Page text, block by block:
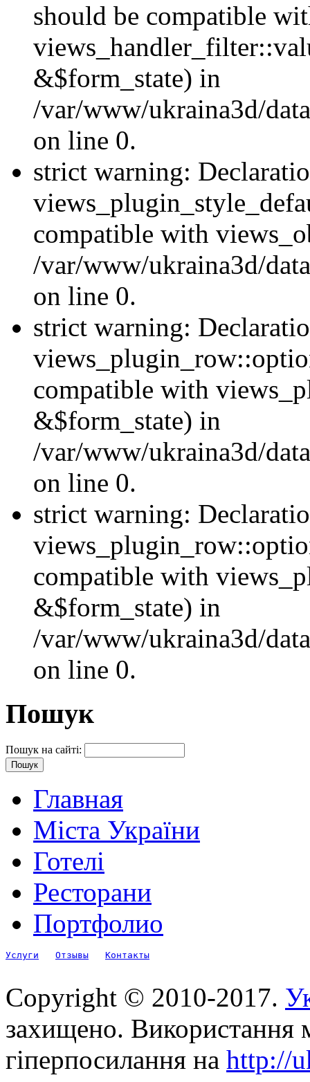
should be compatible
&$form_state) in
/var/www/ukraina3d/
on line 0.
strict warning:
compatible with
/var/www/ukraina3d/
on line 0.
strict warning:
compatible with
&$form_state) in
/var/www/ukraina3d/
on line 0.
strict warning:
compatible with
&$form_state) in
/var/www/ukraina3d/
on line 0.
Пошук
Пошук на сайті:
Главная
Міста України
Готелі
Ресторани
Портфолио
Услуги Отзывы Контакты
Copyright © 2010-2017.
захищено. Використання
гіперпосилання на http://